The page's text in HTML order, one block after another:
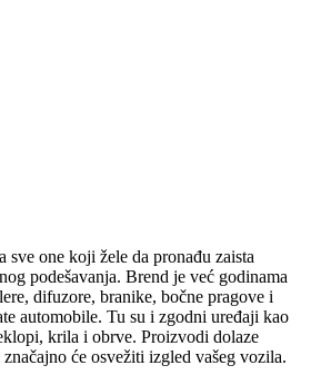
one koji žele da pronađu zaista
podešavanja. Brend je već godinama
difuzore, branike, bočne pragove i
automobile. Tu su i zgodni uređaji kao
krila i obrve. Proizvodi dolaze
će osvežiti izgled vašeg vozila.